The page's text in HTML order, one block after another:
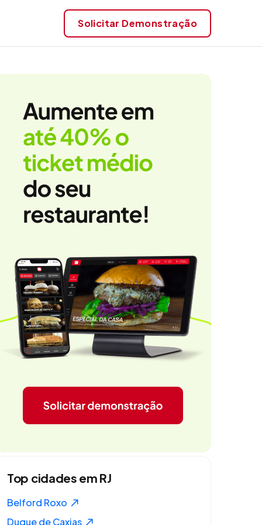
Solicitar Demonstração
Top cidades em RJ
Belford Roxo
Duque de Caxias